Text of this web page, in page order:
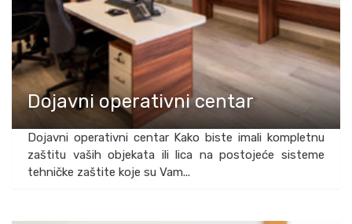
Dojavni operativni centar
Dojavni operativni centar Kako biste imali kompletnu
zaštitu vaših objekata ili lica na postojeće sisteme
tehničke zaštite koje su Vam...